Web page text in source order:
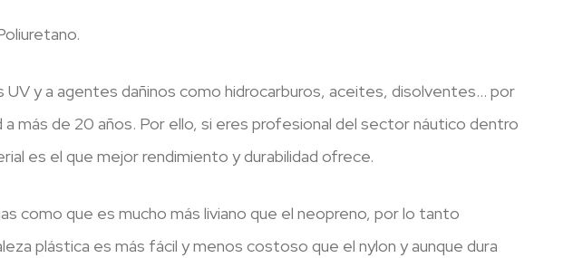
y a agentes dañinos como hidrocarburos, aceites, disolventes… por
más de 20 años. Por ello, si eres profesional del sector náutico dentro
es el que mejor rendimiento y durabilidad ofrece.
como que es mucho más liviano que el neopreno, por lo tanto
plástica es más fácil y menos costoso que el nylon y aunque dura